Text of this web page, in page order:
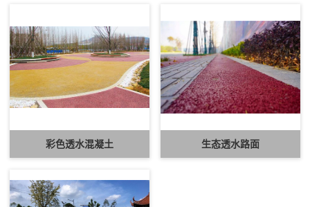
彩色透水混凝土 生态透水路面